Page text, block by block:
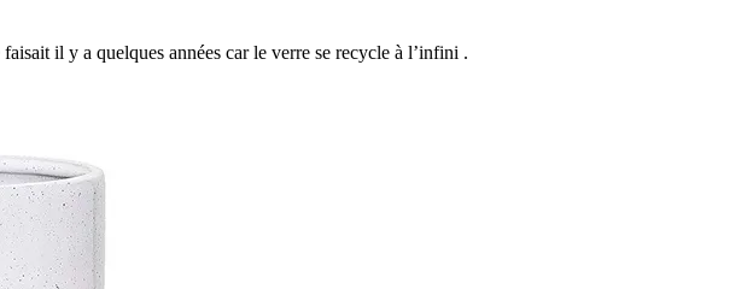
il y a quelques années car le verre se recycle à l’infini .